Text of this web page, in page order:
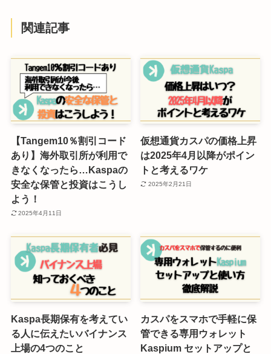
関連記事
【Tangem10％割引コード
あり】海外取引所が利用で
きなくなったら…Kaspaの
安全な保管と投資はこうし
よう！
2025年4月11日
仮想通貨カスパの価格上昇
は2025年4月以降がポイン
トと考えるワケ
2025年2月21日
Kaspa長期保有を考えてい
る人に伝えたいバイナンス
上場の4つのこと
カスパをスマホで手軽に保
管できる専用ウォレット
Kaspium セットアップと